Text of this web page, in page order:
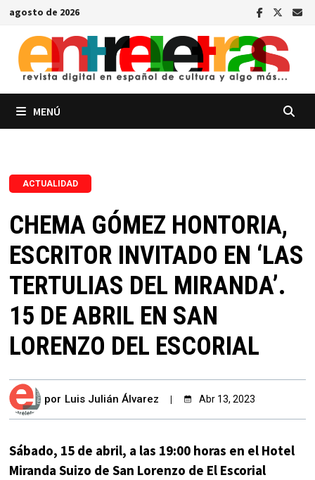
Saltar
contenido
agosto de 2026
MENÚ
ACTUALIDAD
CHEMA GÓMEZ HONTORIA,
ESCRITOR INVITADO EN ‘LAS
TERTULIAS DEL MIRANDA’.
15 DE ABRIL EN SAN
LORENZO DEL ESCORIAL
por Luis Julián Álvarez Abr 13, 2023
Sábado, 15 de abril, a las 19:00 horas en el Hotel
Miranda Suizo de San Lorenzo de El Escorial